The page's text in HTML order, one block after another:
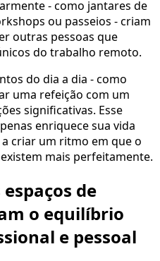
- como jantares de
ou passeios - criam
outras pessoas que
do trabalho remoto.
do dia a dia - como
uma refeição com um
significativas. Esse
enriquece sua vida
criar um ritmo em que o
mais perfeitamente.
de
o equilíbrio
e pessoal